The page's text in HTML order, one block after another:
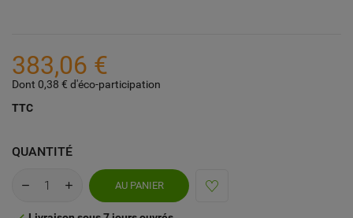
383,06 €
Dont 0,38 € d'éco-participation
TTC
QUANTITÉ
AU PANIER